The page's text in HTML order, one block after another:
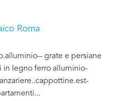
Roma
grate e persiane
in legno ferro alluminio-